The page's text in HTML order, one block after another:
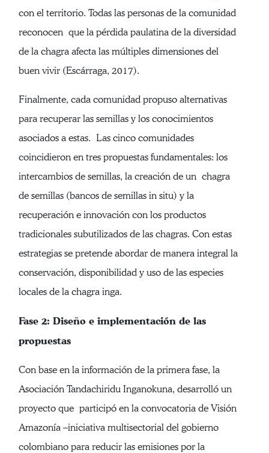
con el territorio. Todas las personas de la comunidad
reconocen que la pérdida paulatina de la diversidad
de la chagra afecta las múltiples dimensiones del
buen vivir (Escárraga, 2017).
Finalmente, cada comunidad propuso alternativas
para recuperar las semillas y los conocimientos
asociados a estas. Las cinco comunidades
coincidieron en tres propuestas fundamentales: los
intercambios de semillas, la creación de un chagra
de semillas (bancos de semillas in situ) y la
recuperación e innovación con los productos
tradicionales subutilizados de las chagras. Con estas
estrategias se pretende abordar de manera integral la
conservación, disponibilidad y uso de las especies
locales de la chagra inga.
Fase 2: Diseño e implementación de las
propuestas
Con base en la información de la primera fase, la
Asociación Tandachiridu Inganokuna, desarrolló un
proyecto que participó en la convocatoria de Visión
Amazonía –iniciativa multisectorial del gobierno
colombiano para reducir las emisiones por la